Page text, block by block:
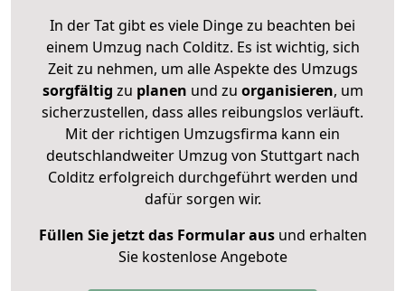
In der Tat gibt es viele Dinge zu beachten bei
einem Umzug nach Colditz. Es ist wichtig, sich
Zeit zu nehmen, um alle Aspekte des Umzugs
sorgfältig zu planen und zu organisieren, um
sicherzustellen, dass alles reibungslos verläuft.
Mit der richtigen Umzugsfirma kann ein
deutschlandweiter Umzug von Stuttgart nach
Colditz erfolgreich durchgeführt werden und
dafür sorgen wir.
Füllen Sie jetzt das Formular ausund erhalten
Sie kostenlose Angebote